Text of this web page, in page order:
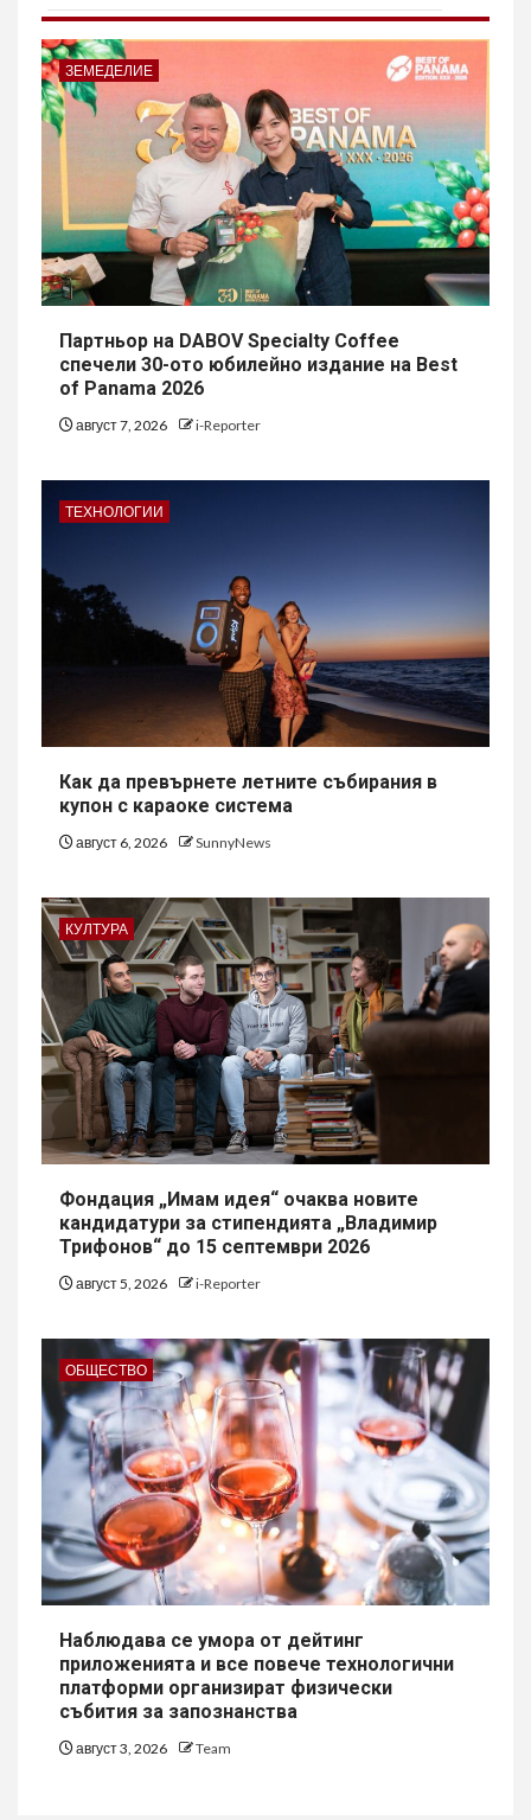
ЗЕМЕДЕЛИЕ
Партньор на DABOV Specialty Coffee
спечели 30-ото юбилейно издание на Best
of Panama 2026
август 7, 2026 i-Reporter
ТЕХНОЛОГИИ
Как да превърнете летните събирания в
купон с караоке система
август 6, 2026 SunnyNews
КУЛТУРА
Фондация „Имам идея“ очаква новите
кандидатури за стипендията „Владимир
Трифонов“ до 15 септември 2026
август 5, 2026 i-Reporter
ОБЩЕСТВО
Наблюдава се умора от дейтинг
приложенията и все повече технологични
платформи организират физически
събития за запознанства
август 3, 2026 Team